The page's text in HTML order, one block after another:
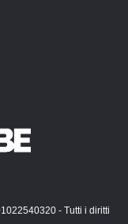
- Tutti i diritti